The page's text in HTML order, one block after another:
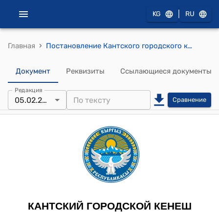
KG RU
Главная › Постановление Кантского городского кенеша от 5 февраля 2025 года № 14/III-29 "О принятии в муниципальную собственность мэрии г. Кант основное строение пресной воды расположенное в контуре № 136 (МТФ), в селе Люксембург"
Документ Реквизиты Ссылающиеся документы
Редакция
05.02.2025 Сравнение